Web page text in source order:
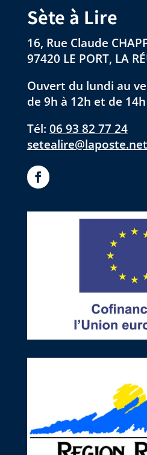
Sète à Lire
16, Rue Claude
97420 LE PORT, LA
Ouvert du lundi au
de 9h à 12h et de
Tél: 06 93 82 77 24
setealire@laposte.net